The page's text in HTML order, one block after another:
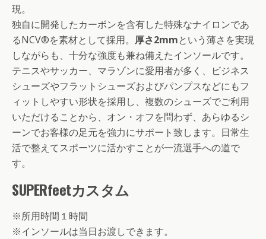
現。
独自に開発したカーボンを含有した特殊なナイロンであ
るNCV®を素材として採用。 厚さ2mmという薄さを実現
しながらも、十分な強度も兼ね備えたインソールです。
テニスやサッカー、マラゾンに愛用者が多く、ビジネス
シューズやフラットシューズおよびパンプスなどにもフ
ィットしやすい形状を採用し、複数のシューズでご利用
いただけることから、オン・オフを問わず、あらゆるシ
ーンでお客様の足元を強力にサポート致します。日常生
活で整えてスポーツに活かすことが一流選手への道で
す。
SUPERfeetカスタム
※所用時間１時間
※インソールは当日お渡しできます。